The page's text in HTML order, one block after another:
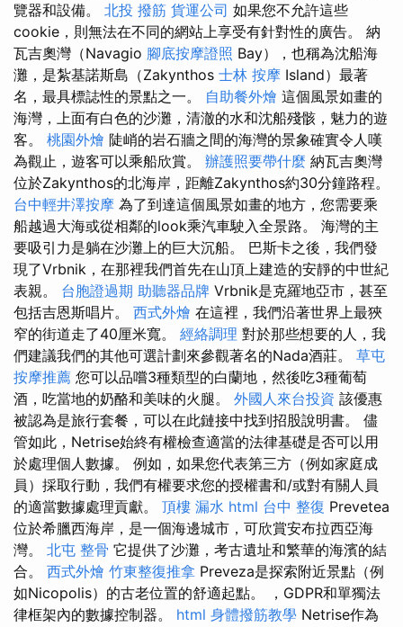
覽器和設備。 北投 撥筋 貨運公司 如果您不允許這些
cookie，則無法在不同的網站上享受有針對性的廣告。 納
瓦吉奧灣（Navagio 腳底按摩證照 Bay），也稱為沈船海
灘，是紮基諾斯島（Zakynthos 士林 按摩 Island）最著
名，最具標誌性的景點之一。 自助餐外燴 這個風景如畫的
海灣，上面有白色的沙灘，清澈的水和沈船殘骸，魅力的遊
客。 桃園外燴 陡峭的岩石牆之間的海灣的景象確實令人嘆
為觀止，遊客可以乘船欣賞。 辦護照要帶什麼 納瓦吉奧灣
位於Zakynthos的北海岸，距離Zakynthos約30分鐘路程。
台中輕井澤按摩 為了到達這個風景如畫的地方，您需要乘
船越過大海或從相鄰的look乘汽車駛入全景路。 海灣的主
要吸引力是躺在沙灘上的巨大沉船。 巴斯卡之後，我們發
現了Vrbnik，在那裡我們首先在山頂上建造的安靜的中世紀
表親。 台胞證過期 助聽器品牌 Vrbnik是克羅地亞市，甚至
包括吉恩斯唱片。 西式外燴 在這裡，我們沿著世界上最狹
窄的街道走了40厘米寬。 經絡調理 對於那些想要的人，我
們建議我們的其他可選計劃來參觀著名的Nada酒莊。 草屯
按摩推薦 您可以品嚐3種類型的白蘭地，然後吃3種葡萄
酒，吃當地的奶酪和美味的火腿。 外國人來台投資 該優惠
被認為是旅行套餐，可以在此鏈接中找到招股說明書。 儘
管如此，Netrise始終有權檢查適當的法律基礎是否可以用
於處理個人數據。 例如，如果您代表第三方（例如家庭成
員）採取行動，我們有權要求您的授權書和/或對有關人員
的適當數據處理貢獻。 頂樓 漏水 html 台中 整復 Prevetea
位於希臘西海岸，是一個海邊城市，可欣賞安布拉西亞海
灣。 北屯 整骨 它提供了沙灘，考古遺址和繁華的海濱的結
合。 西式外燴 竹東整復推拿 Preveza是探索附近景點（例
如Nicopolis）的古老位置的舒適起點。 ，GDPR和單獨法
律框架內的數據控制器。 html 身體撥筋教學 Netrise作為